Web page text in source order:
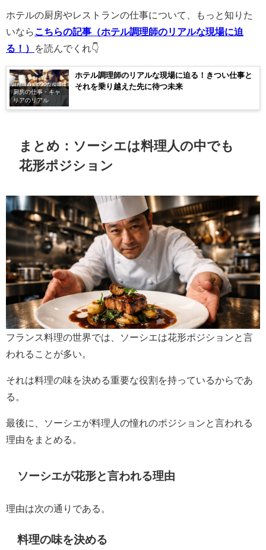
ホテルの厨房やレストランの仕事について、もっと知りた
いなら こちらの記事（ホテル調理師のリアルな現場に迫
る！）
を読んでくれ👇
厨房の仕事・キャ
リアのリアル
ホテル調理師のリアルな現場に迫る！きつい仕事と
それを乗り越えた先に待つ未来
まとめ：ソーシエは料理人の中でも
花形ポジション
フランス料理の世界では、ソーシエは花形ポジションと言
われることが多い。
それは料理の味を決める重要な役割を持っているからであ
る。
最後に、ソーシエが料理人の憧れのポジションと言われる
理由をまとめる。
ソーシエが花形と言われる理由
理由は次の通りである。
料理の味を決める